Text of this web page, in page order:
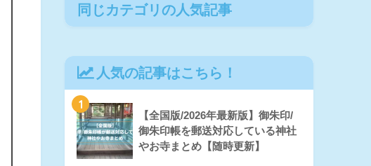
同じカテゴリの人気記事
人気の記事はこちら！
1
【全国版/2026年最新版】御朱印/
御朱印帳を郵送対応している神社
やお寺まとめ【随時更新】